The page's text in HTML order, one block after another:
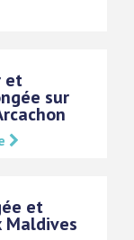
et
sur
et
Maldives